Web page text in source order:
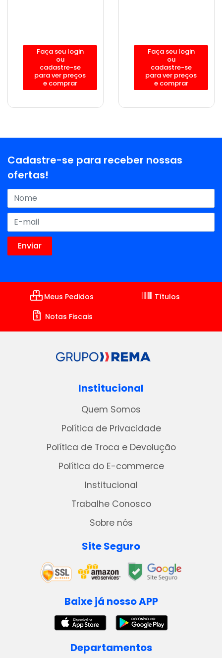
Faça seu login
ou
cadastre-se
para ver preços
e comprar
Faça seu login
ou
cadastre-se
para ver preços
e comprar
Cadastre-se para receber nossas
ofertas!
Meus Pedidos
Títulos
Notas Fiscais
Institucional
Quem Somos
Política de Privacidade
Política de Troca e Devolução
Política do E-commerce
Institucional
Trabalhe Conosco
Sobre nós
Site Seguro
Baixe já nosso APP
Departamentos